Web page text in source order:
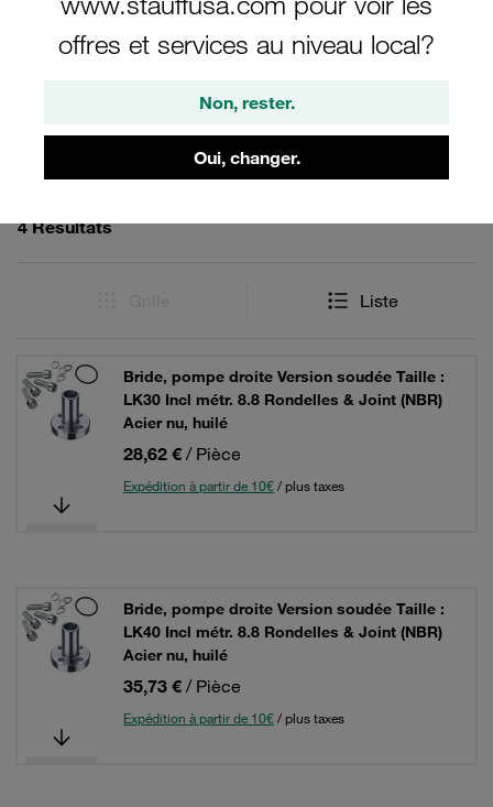
offres et services au niveau local?
Non, rester.
Oui, changer.
Filtre / Tri
Brides droites pour pompes à engrenages
4 Résultats
Liste
Bride, pompe droite Version soudée Taille :
LK30 Incl métr. 8.8 Rondelles & Joint (NBR)
Acier nu, huilé
28,62 € / Pièce
Expédition à partir de 10€/ plus taxes
Bride, pompe droite Version soudée Taille :
LK40 Incl métr. 8.8 Rondelles & Joint (NBR)
Acier nu, huilé
35,73 € / Pièce
Expédition à partir de 10€/ plus taxes